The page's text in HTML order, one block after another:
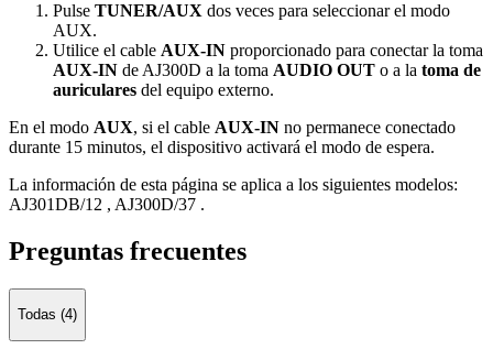
Pulse TUNER/AUX dos veces para seleccionar el modo
AUX.
Utilice el cable AUX-IN proporcionado para conectar la toma
AUX-IN de AJ300D a la toma AUDIO OUT o a la toma de
auriculares del equipo externo.
En el modo AUX, si el cable AUX-IN no permanece conectado
durante 15 minutos, el dispositivo activará el modo de espera.
La información de esta página se aplica a los siguientes modelos:
AJ301DB/12 , AJ300D/37 .
Preguntas frecuentes
Todas (4)